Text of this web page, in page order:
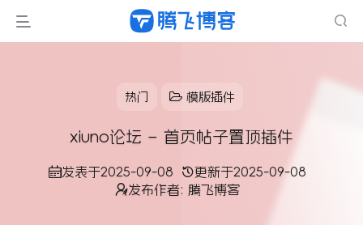
热门 模版插件
xiuno论坛 – 首页帖子置顶插件
发表于2025-09-08 更新于2025-09-08
发布作者: 腾飞博客